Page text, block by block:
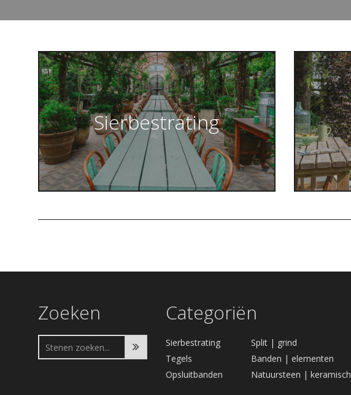
Sierbestrating
Zoeken Categoriën
Sierbestrating
Tegels
Opsluitbanden
Split | grind
Banden | elementen
Natuursteen | keramisch